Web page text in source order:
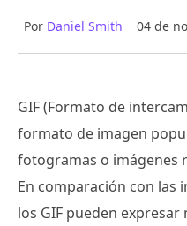
Por Daniel Smith 04 de
GIF (Formato de
formato de imagen
fotogramas o imágenes
En comparación con las
los GIF pueden